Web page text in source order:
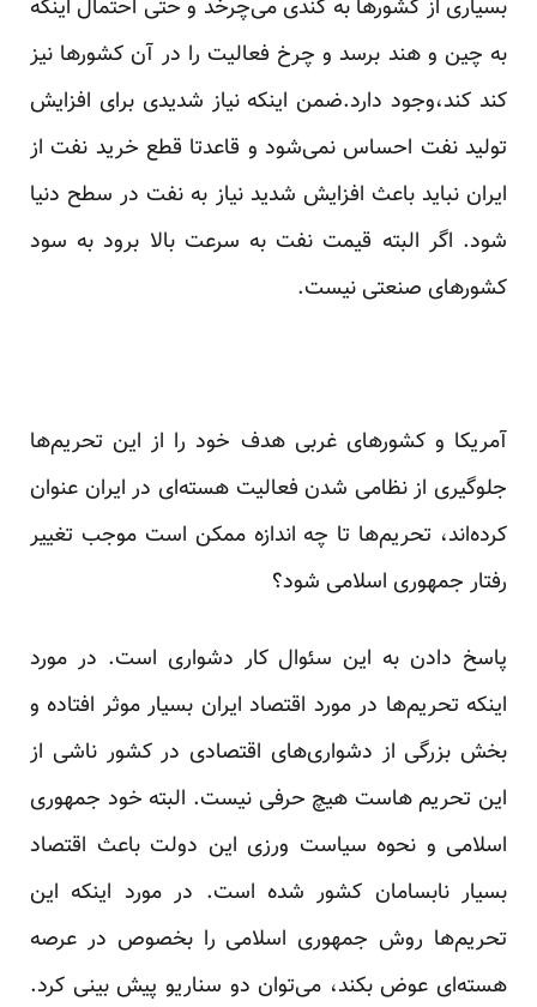
بسیاری از کشور‌ها به کندی می‌چرخد و حتی احتمال اینکه
به چین و هند برسد و چرخ فعالیت را در آن کشور‌ها نیز
کند کند،وجود دارد.ضمن اینکه نیاز شدیدی برای افزایش
تولید نفت احساس نمی‌شود و قاعدتا قطع خرید نفت از
ایران نباید باعث افزایش شدید نیاز به نفت در سطح دنیا
شود. اگر البته قیمت نفت به سرعت بالا برود به سود
کشورهای صنعتی نیست.
آمریکا و کشورهای غربی هدف خود را از این تحریم‌ها
جلوگیری از نظامی شدن فعالیت هسته‌ای در ایران عنوان
کرده‌اند، تحریم‌ها تا چه اندازه ممکن است موجب تغییر
رفتار جمهوری اسلامی شود؟
پاسخ دادن به این سئوال کار دشواری است. در مورد
اینکه تحریم‌ها در مورد اقتصاد ایران بسیار موثر افتاده و
بخش بزرگی از دشواری‌های اقتصادی در کشور ناشی از
این تحریم هاست هیچ حرفی نیست. البته خود جمهوری
اسلامی و نحوه سیاست ورزی این دولت باعث اقتصاد
بسیار نابسامان کشور شده است. در مورد اینکه این
تحریم‌ها روش جمهوری اسلامی را بخصوص در عرصه
هسته‌ای عوض بکند، می‌توان دو سناریو پیش بینی کرد.